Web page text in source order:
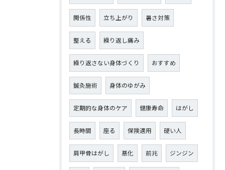
関係性 立ち上がり 暑さ対策
整える 繰り返し痛み
繰り返さない身体づくり おすすめ
鍼灸施術 身体のゆがみ
定期的な身体のケア 健康寿命 はがし
長時間 座る 保険適用 硬い人
肩甲骨はがし 悪化 前兆 ジンジン